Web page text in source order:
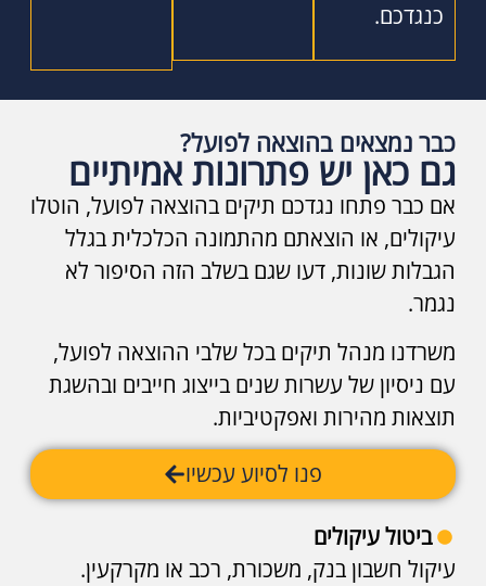
כנגדכם.
כבר נמצאים בהוצאה לפועל?
גם כאן יש פתרונות אמיתיים
אם כבר פתחו נגדכם תיקים בהוצאה לפועל, הוטלו
עיקולים, או הוצאתם מהתמונה הכלכלית בגלל
הגבלות שונות, דעו שגם בשלב הזה הסיפור לא
נגמר.
משרדנו מנהל תיקים בכל שלבי ההוצאה לפועל,
עם ניסיון של עשרות שנים בייצוג חייבים ובהשגת
תוצאות מהירות ואפקטיביות.
פנו לסיוע עכשיו
ביטול עיקולים
עיקול חשבון בנק, משכורת, רכב או מקרקעין.